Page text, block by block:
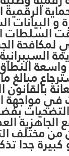
و
لمكافحة
واسعةمبالغ
بالقانون
مواجهة
الجاهزية
من مختلف
جدا